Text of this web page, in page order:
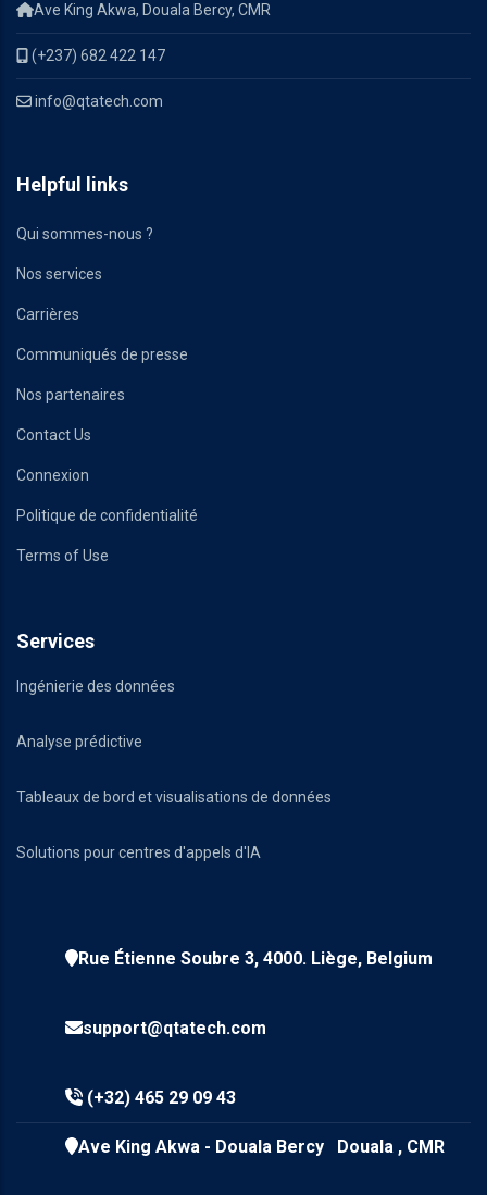
Ave King Akwa, Douala Bercy, CMR
(+237) 682 422 147
info@qtatech.com
Helpful links
Qui sommes-nous ?
Nos services
Carrières
Communiqués de presse
Nos partenaires
Contact Us
Connexion
Politique de confidentialité
Terms of Use
Services
Ingénierie des données
Analyse prédictive
Tableaux de bord et visualisations de données
Solutions pour centres d'appels d'IA
Rue Étienne Soubre 3, 4000. Liège, Belgium
support@qtatech.com
(+32) 465 29 09 43
Ave King Akwa - Douala Bercy Douala , CMR